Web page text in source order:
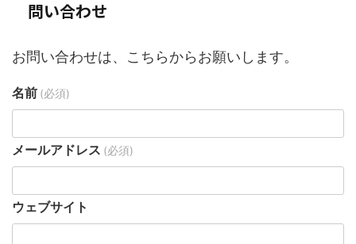
問い合わせ
お問い合わせは、こちらからお願いします。
名前 (必須)
メールアドレス (必須)
ウェブサイト